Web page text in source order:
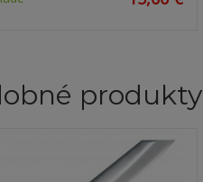
produkty